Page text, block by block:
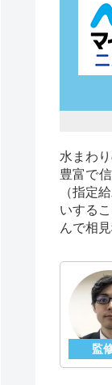
水まわ
豊富で
（指定
いする
んで相
監